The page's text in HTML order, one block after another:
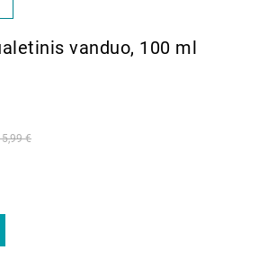
vanduo, 100 ml
€